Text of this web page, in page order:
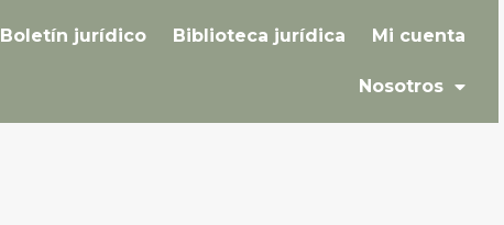
Boletín jurídico Biblioteca jurídica Mi cuenta
Nosotros